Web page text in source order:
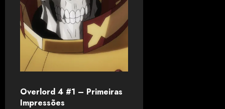
Overlord 4 #1 – Primeiras
Impressões